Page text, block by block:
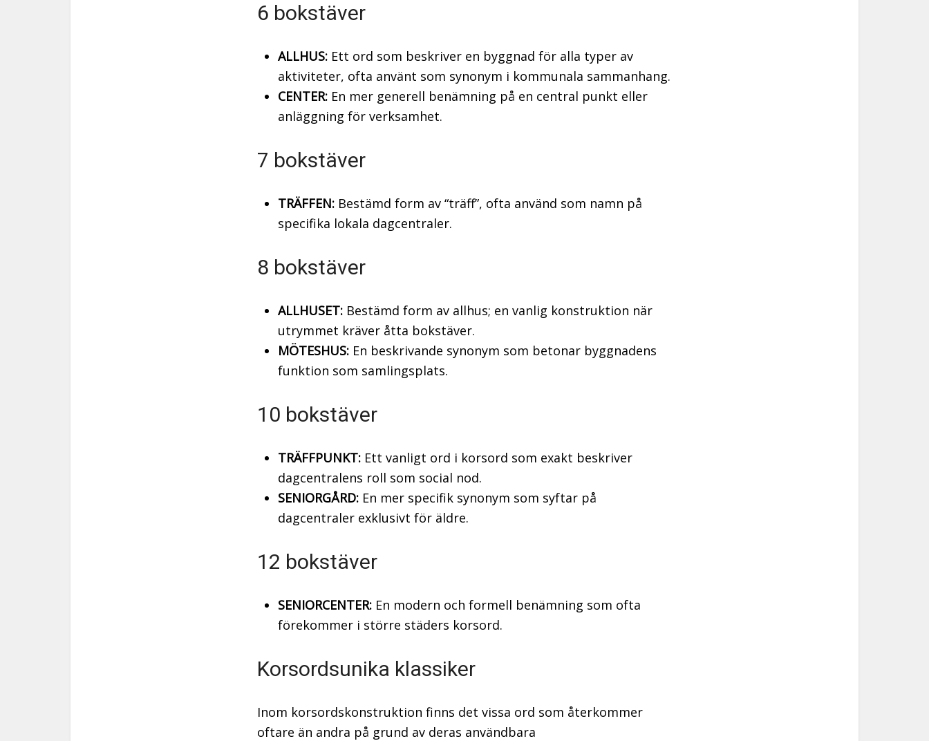
6 bokstäver
ALLHUS: Ett ord som beskriver en byggnad för alla typer av
aktiviteter, ofta använt som synonym i kommunala sammanhang.
CENTER: En mer generell benämning på en central punkt eller
anläggning för verksamhet.
7 bokstäver
TRÄFFEN: Bestämd form av “träff”, ofta använd som namn på
specifika lokala dagcentraler.
8 bokstäver
ALLHUSET: Bestämd form av allhus; en vanlig konstruktion när
utrymmet kräver åtta bokstäver.
MÖTESHUS: En beskrivande synonym som betonar byggnadens
funktion som samlingsplats.
10 bokstäver
TRÄFFPUNKT: Ett vanligt ord i korsord som exakt beskriver
dagcentralens roll som social nod.
SENIORGÅRD: En mer specifik synonym som syftar på
dagcentraler exklusivt för äldre.
12 bokstäver
SENIORCENTER: En modern och formell benämning som ofta
förekommer i större städers korsord.
Korsordsunika klassiker
Inom korsordskonstruktion finns det vissa ord som återkommer
oftare än andra på grund av deras användbara